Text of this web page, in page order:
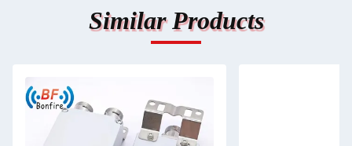
Similar Products